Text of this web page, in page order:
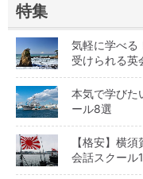
特集
気軽に学べる
受けられる英
本気で学びた
ール8選
【格安】横
会話スクール